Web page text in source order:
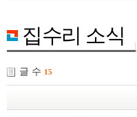
집수리 소식
글 수 15